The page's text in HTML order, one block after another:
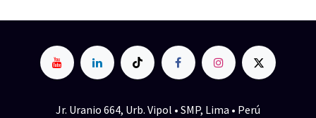
Jr. Uranio 664, Urb. Vipol • SMP, Lima • Perú